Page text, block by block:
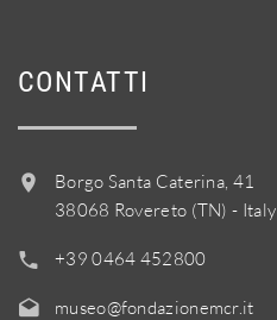
CONTATTI
Borgo Santa Caterina, 41
38068 Rovereto (TN) - Italy
+39 0464 452800
museo@fondazionemcr.it